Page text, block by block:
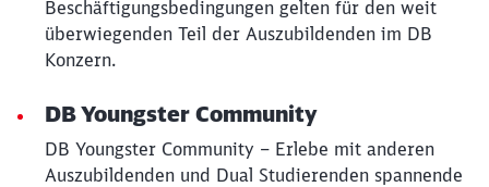
Beschäftigungsbedingungen gelten für den weit
überwiegenden Teil der Auszubildenden im DB
Konzern.
DB Youngster Community
DB Youngster Community – Erlebe mit anderen
Auszubildenden und Dual Studierenden spannende